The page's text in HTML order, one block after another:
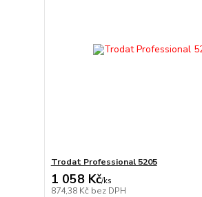
Trodat Professional 5205
1 058 Kč/ks
874,38 Kč bez DPH